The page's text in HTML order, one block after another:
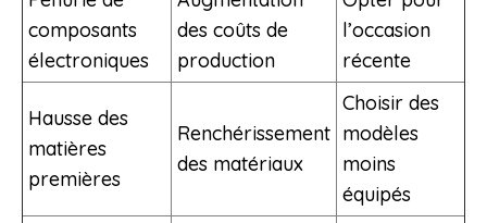
composants
électroniques
des coûts de
production
l’occasion
récente
Hausse des
matières
premières
Renchérissement
des matériaux
Choisir des
modèles
moins
équipés